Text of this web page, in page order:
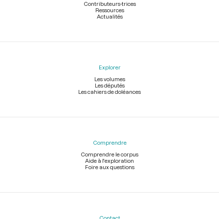
Contributeurs-trices
Ressources
Actualités
Explorer
Les volumes
Les députés
Les cahiers de doléances
Comprendre
Comprendre le corpus
Aide à l'exploration
Foire aux questions